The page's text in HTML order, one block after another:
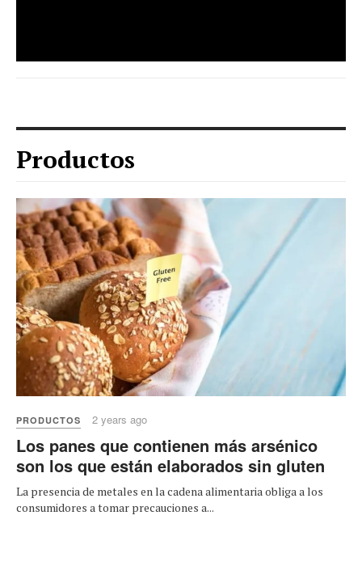
Productos
PRODUCTOS 2 years ago
Los panes que contienen más arsénico
son los que están elaborados sin gluten
La presencia de metales en la cadena alimentaria obliga a los
consumidores a tomar precauciones a...